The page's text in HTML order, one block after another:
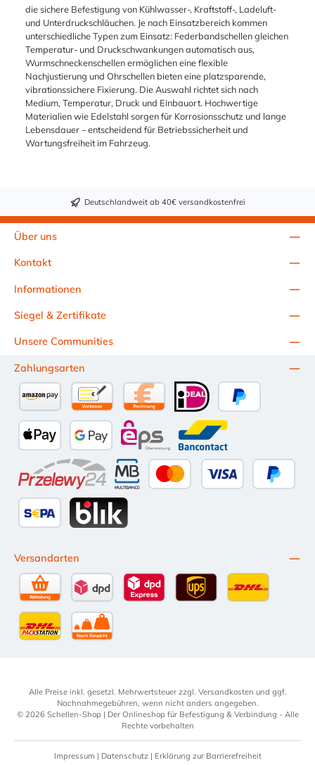
die sichere Befestigung von Kühlwasser-, Kraftstoff-, Ladeluft-
und Unterdruckschläuchen. Je nach Einsatzbereich kommen
unterschiedliche Typen zum Einsatz: Federbandschellen gleichen
Temperatur- und Druckschwankungen automatisch aus,
Wurmschneckenschellen ermöglichen eine flexible
Nachjustierung und Ohrschellen bieten eine platzsparende,
vibrationssichere Fixierung. Die Auswahl richtet sich nach
Medium, Temperatur, Druck und Einbauort. Hochwertige
Materialien wie Edelstahl sorgen für Korrosionsschutz und lange
Lebensdauer – entscheidend für Betriebssicherheit und
Wartungsfreiheit im Fahrzeug.
Deutschlandweit ab 40€ versandkostenfrei
Über uns
Kontakt
Informationen
Unsere Communities
Siegel & Zertifikate
Zahlungsarten
Kauf auf Rechnung (10 Tage Netto)
iDEAL
Apple Pay Google Pay eps Bancontact
Przelewy24
Amazon PayVorkasse per Überweisung
Versandarten
Alle Preise inkl. gesetzl. Mehrwertsteuer zzgl. Versandkosten und ggf.
Nachnahmegebühren, wenn nicht anders angegeben.
© 2026 Schellen-Shop | Der Onlineshop für Befestigung & Verbindung - Alle
Rechte vorbehalten
Impressum | Datenschutz| Erklärung zur Barrierefreiheit